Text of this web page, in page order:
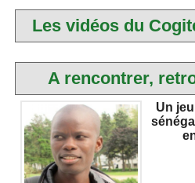
Les vidéos du
A rencontrer,
Un